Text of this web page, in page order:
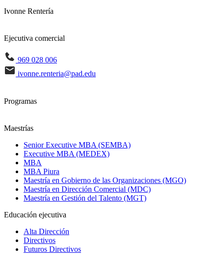
Ivonne Rentería
Ejecutiva comercial
969 028 006
ivonne.renteria@pad.edu
Programas
Maestrías
Senior Executive MBA (SEMBA)
Executive MBA (MEDEX)
MBA
MBA Piura
Maestría en Gobierno de las Organizaciones (MGO)
Maestría en Dirección Comercial (MDC)
Maestría en Gestión del Talento (MGT)
Educación ejecutiva
Alta Dirección
Directivos
Futuros Directivos